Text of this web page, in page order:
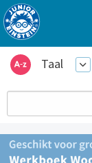
Taal